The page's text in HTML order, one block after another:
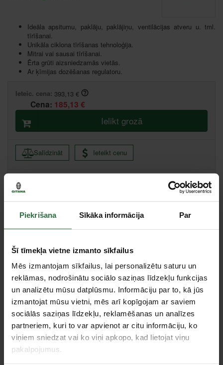
Piekrišana Sīkāka informācija Par
Šī tīmekļa vietne izmanto sīkfailus
Mēs izmantojam sīkfailus, lai personalizētu saturu un
reklāmas, nodrošinātu sociālo saziņas līdzekļu funkcijas
un analizētu mūsu datplūsmu. Informāciju par to, kā jūs
izmantojat mūsu vietni, mēs arī kopīgojam ar saviem
sociālās saziņas līdzekļu, reklamēšanas un analīzes
partneriem, kuri to var apvienot ar citu informāciju, ko
viņiem sniedzat vai ko viņi apkopo, kad lietojat viņu
pakalpojumus.
Ideāla apsitumu, paklāju, paklājiņu, ventilācijas atveru u. tml.
tīrīšanai.
Unikāla ciklona tīrīšanas tehnoloģija.
Mitrai vai sausai tīrīšanai.
Ērta grūti aizsniedzamās vietās.
Ar ķīmijas dozēšanas regulatoru.
Ieteic. cena: 393,13 €
Cena: 185,13 €
Ielikt grozā
Salīdzināt Ieteikt cenu
Ikmēneša maksājums no 3.97 €
Minimālā pirmā iemaksa 0.00 €
Rīga, Ganību dambis 7A k-3, Rīga Saņemšana 1 stundas laikā
Centrālā noliktava, (uzzināt vairāk šeit, )
Specifikācija
Svars
755 g
Maksimālais gaisa spiediens
6,3 bar
Iekšējais šļūtenes diametrs